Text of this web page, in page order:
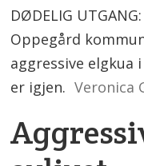
DØDELIG
Oppegård
aggressive elgkua
er igjen. Veronica